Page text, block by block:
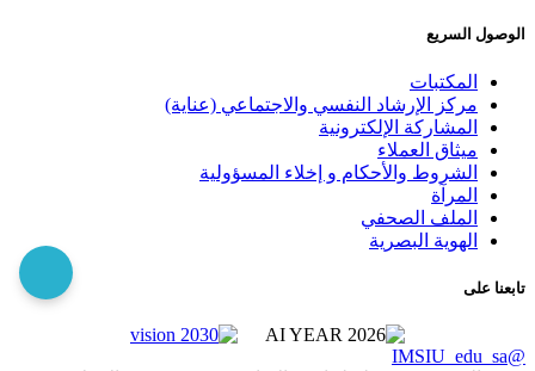
الوصول السريع
المكتبات
مركز الإرشاد النفسي والاجتماعي (عناية)
المشاركة الإلكترونية
ميثاق العملاء
الشروط والأحكام و إخلاء المسؤولية
المرآة
الملف الصحفي
الهوية البصرية
تابعنا على
@IMSIU_edu_sa